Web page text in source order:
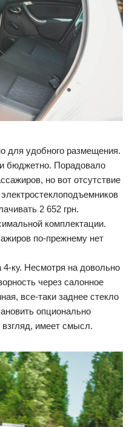
для удобного размещения.
бюджетно. Порадовало
но вот отсутствие
2 652 грн.
комплектации.
по-прежнему нет
ку. Несмотря на довольно
через салонное
все-таки заднее стекло
опционально
взгляд, имеет смысл.